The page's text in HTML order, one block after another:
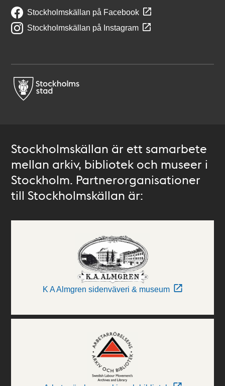
Stockholmskällan på Facebook
Stockholmskällan på Instagram
Stockholmskällan är ett samarbete
mellan arkiv, bibliotek och museer i
Stockholm. Partnerorganisationer
till Stockholmskällan är:
K A Almgren sidenväveri & museum